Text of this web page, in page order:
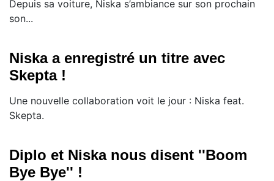
Depuis sa voiture, Niska s’ambiance sur son prochain
son...
Niska a enregistré un titre avec
Skepta !
Une nouvelle collaboration voit le jour : Niska feat.
Skepta.
Diplo et Niska nous disent ''Boom
Bye Bye'' !